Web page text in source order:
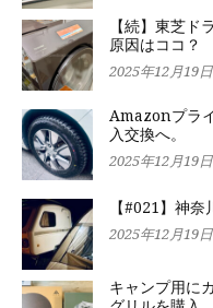
【続】東芝ド
原因はココ？
2025年12月19日
Amazonプラ
入交換へ。
2025年12月19日
【#021】神
2025年12月19日
キャンプ用に